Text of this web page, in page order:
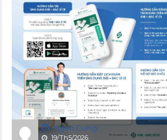
Ngan Dang
19/Th5/2026